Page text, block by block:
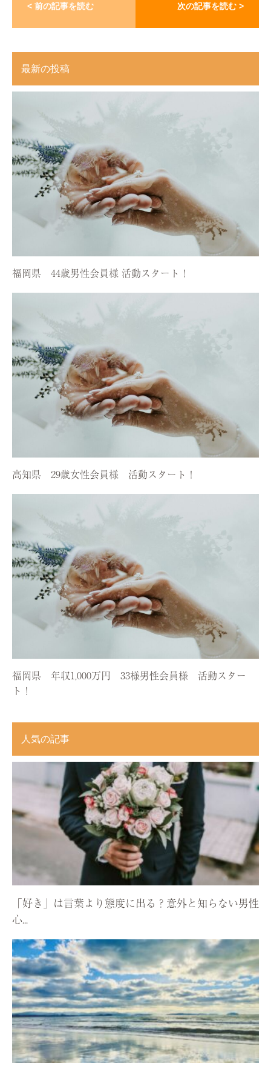
< 前の記事を読む 次の記事を読む >
最新の投稿
福岡県 44歳男性会員様 活動スタート！
高知県 29歳女性会員様 活動スタート！
福岡県 年収1,000万円 33様男性会員様 活動スター
ト！
人気の記事
「好き」は言葉より態度に出る？意外と知らない男性
心...